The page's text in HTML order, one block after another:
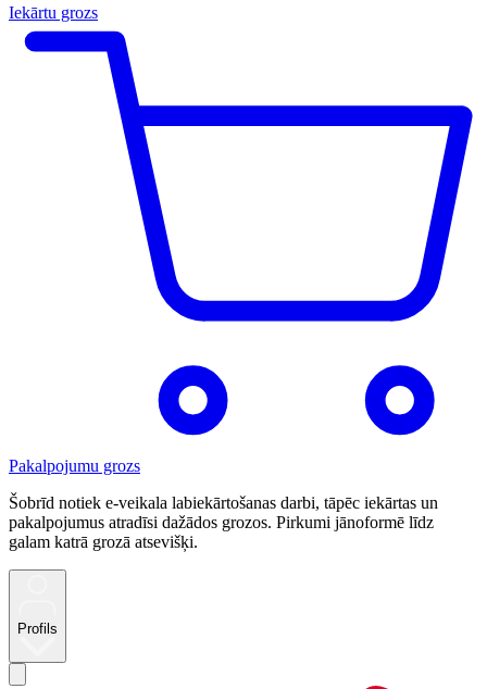
Iekārtu grozs
Pakalpojumu grozs
Šobrīd notiek e-veikala labiekārtošanas darbi, tāpēc iekārtas un
pakalpojumus atradīsi dažādos grozos. Pirkumi jānoformē līdz
galam katrā grozā atsevišķi.
Profils